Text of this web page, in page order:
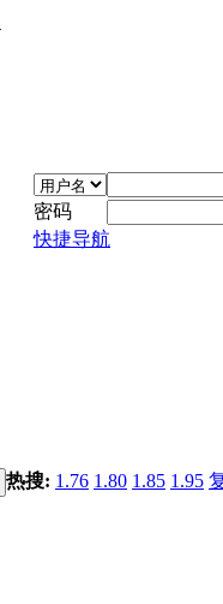
密码
快捷导航
热搜: 1.76 1.80 1.85 1.95